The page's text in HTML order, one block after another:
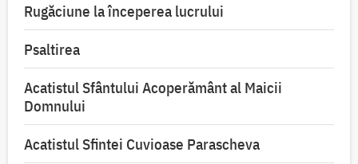
Rugăciune la începerea lucrului
Psaltirea
Acatistul Sfântului Acoperământ al Maicii
Domnului
Acatistul Sfintei Cuvioase Parascheva